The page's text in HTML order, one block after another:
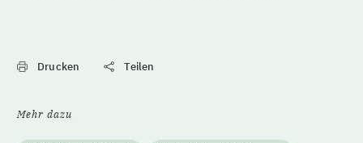
Drucken Teilen
Mehr dazu